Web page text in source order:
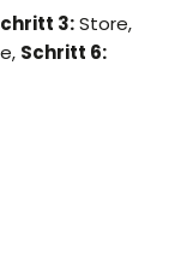
3:Store,
Schritt 6: